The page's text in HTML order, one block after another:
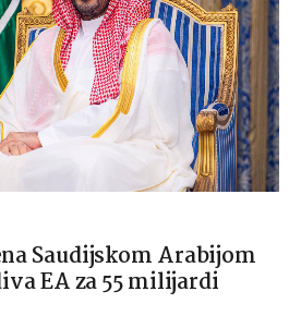
Saudijskom Arabijom
EA za 55 milijardi